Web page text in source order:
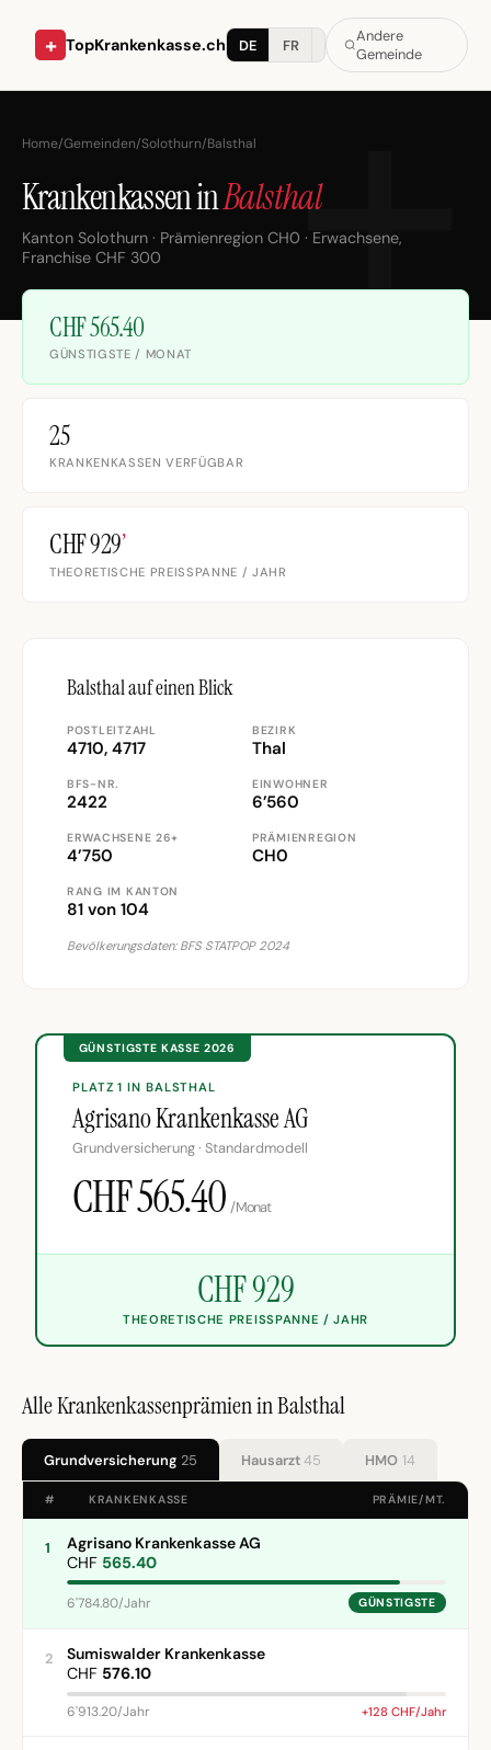
+ TopKrankenkasse.ch DE FR
Andere
Gemeinde
Home/Gemeinden/Solothurn/Balsthal
Krankenkassen inBalsthal
Kanton Solothurn · Prämienregion CH0 · Erwachsene,
Franchise CHF 300
CHF 565.40
GÜNSTIGSTE / MONAT
25
KRANKENKASSEN VERFÜGBAR
CHF 929’
THEORETISCHE PREISSPANNE / JAHR
Balsthal auf einen Blick
POSTLEITZAHL
4710, 4717
BEZIRK
Thal
BFS-NR.
2422
EINWOHNER
6’560
ERWACHSENE 26+
4’750
PRÄMIENREGION
CH0
RANG IM KANTON
81 von 104
Bevölkerungsdaten: BFS STATPOP 2024
GÜNSTIGSTE KASSE 2026
PLATZ 1 IN BALSTHAL
Agrisano Krankenkasse AG
Grundversicherung · Standardmodell
CHF 565.40 /Monat
CHF 929
THEORETISCHE PREISSPANNE / JAHR
Alle Krankenkassenprämien in Balsthal
Grundversicherung 25 Hausarzt45 HMO 14
# KRANKENKASSE PRÄMIE/MT.
1
Agrisano Krankenkasse AG
CHF 565.40
6'784.80/Jahr GÜNSTIGSTE
2
Sumiswalder Krankenkasse
CHF 576.10
6'913.20/Jahr +128 CHF/Jahr